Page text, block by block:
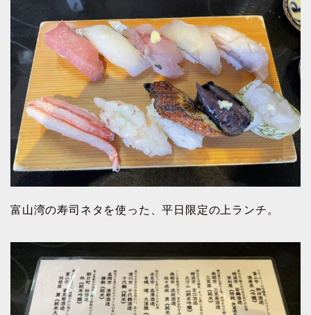
富山湾の寿司ネタを使った、平日限定の上ランチ。